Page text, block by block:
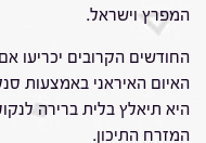
המפרץ וישראל.
החודשים הקרובים יכריעו
האיום האיראני באמצעות
היא תיאלץ בלית ברירה
המזרח התיכון.